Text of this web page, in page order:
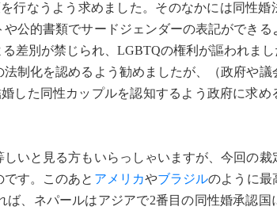
行なうよう求めました。そのなかには同性婚
公的書類でサードジェンダーの表記ができる
差別が禁じられ、LGBTQの権利が謳われま
制化を認めるよう勧めましたが、（政府や議
した同性カップルを認知するよう政府に求め
いと見る方もいらっしゃいますが、今回の裁
す。このあと アメリカやブラジルのように最
、ネパールはアジアで2番目の同性婚承認国